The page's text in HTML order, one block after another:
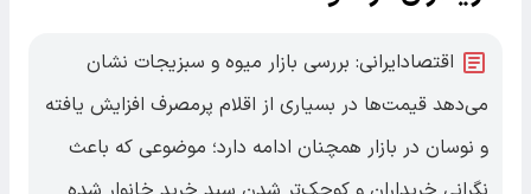
اقتصادایرانی: بررسی بازار میوه و سبزیجات نشان
می‌دهد قیمت‌ها در بسیاری از اقلام پرمصرف افزایش یافته
و نوسان در بازار همچنان ادامه دارد؛ موضوعی که باعث